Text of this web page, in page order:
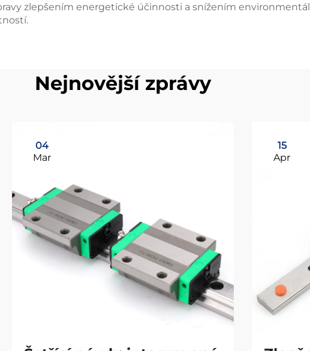
zlepšením energetické účinnosti a snížením
Nejnovější zprávy
04
Mar
15
Apr